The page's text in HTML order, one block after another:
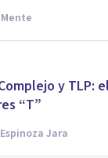
y TLP:
“T”
Jara